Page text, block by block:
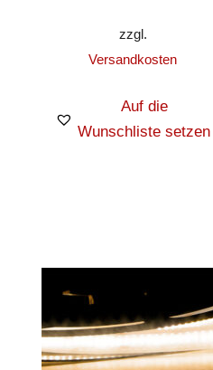
zzgl.
Versandkosten
Auf die
Wunschliste setzen